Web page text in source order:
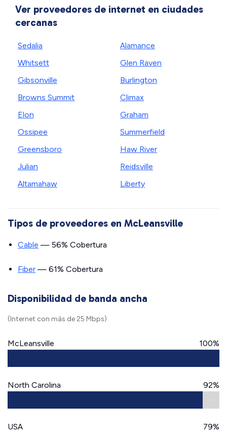
Ver proveedores de internet en ciudades
cercanas
Sedalia
Whitsett
Gibsonville
Browns Summit
Elon
Ossipee
Greensboro
Julian
Altamahaw
Alamance
Glen Raven
Burlington
Climax
Graham
Summerfield
Haw River
Reidsville
Liberty
Tipos de proveedores en McLeansville
Cable — 56% Cobertura
Fiber — 61% Cobertura
Disponibilidad de banda ancha
(Internet con más de 25 Mbps)
McLeansville 100%
North Carolina 92%
USA 79%